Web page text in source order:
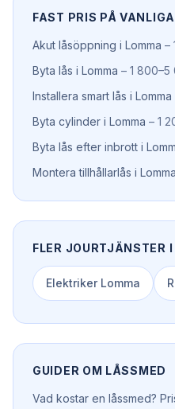
FAST PRIS PÅ
Akut låsöppning i Lomma –
Byta lås i Lomma – 1
Installera smart lås i Lomma
Byta cylinder i Lomma – 1
Byta lås efter inbrott i
Montera tillhållarlås i Lomma
FLER JOURTJÄNSTER I
Elektriker Lomma
GUIDER OM LÅSSMED
Vad kostar en låssmed?